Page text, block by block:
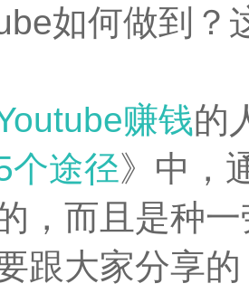
如何做到？
赚钱的
个途径》中，
，而且是种
跟大家分享